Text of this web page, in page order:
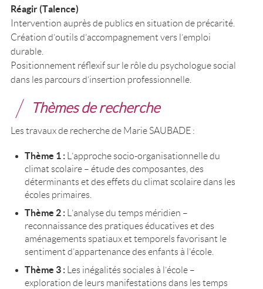
Réagir (Talence)
Intervention auprès de publics en situation de précarité.
Création d’outils d’accompagnement vers l’emploi
durable.
Positionnement réflexif sur le rôle du psychologue social
dans les parcours d’insertion professionnelle.
Thèmes de recherche
Les travaux de recherche de Marie SAUBADE :
Thème 1 :L’approche socio-organisationnelle du
climat scolaire – étude des composantes, des
déterminants et des effets du climat scolaire dans les
écoles primaires.
Thème 2 :L’analyse du temps méridien –
reconnaissance des pratiques éducatives et des
aménagements spatiaux et temporels favorisant le
sentiment d’appartenance des enfants à l’école.
Thème 3 :Les inégalités sociales à l’école –
exploration de leurs manifestations dans les temps